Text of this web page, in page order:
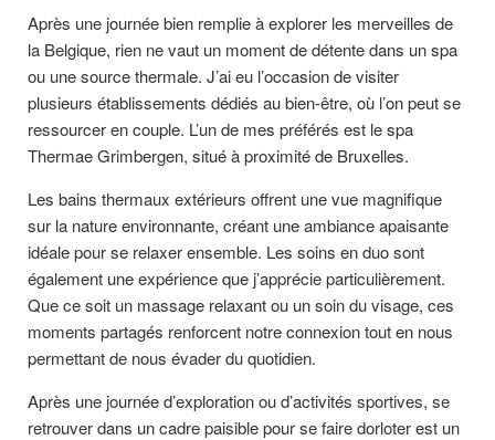
Après une journée bien remplie à explorer les merveilles de
la Belgique, rien ne vaut un moment de détente dans un spa
ou une source thermale. J’ai eu l’occasion de visiter
plusieurs établissements dédiés au bien-être, où l’on peut se
ressourcer en couple. L’un de mes préférés est le spa
Thermae Grimbergen, situé à proximité de Bruxelles.
Les bains thermaux extérieurs offrent une vue magnifique
sur la nature environnante, créant une ambiance apaisante
idéale pour se relaxer ensemble. Les soins en duo sont
également une expérience que j’apprécie particulièrement.
Que ce soit un massage relaxant ou un soin du visage, ces
moments partagés renforcent notre connexion tout en nous
permettant de nous évader du quotidien.
Après une journée d’exploration ou d’activités sportives, se
retrouver dans un cadre paisible pour se faire dorloter est un